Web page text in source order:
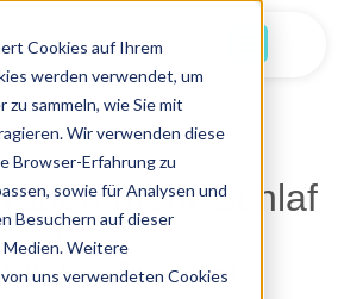
Cookies auf Ihrem
werden verwendet, um
sammeln, wie Sie mit
Wir verwenden diese
Browser-Erfahrung zu
sowie für Analysen und
Besuchern auf dieser
Weitere
uns verwendeten Cookies
mehr Schlaf
Die
Antwort